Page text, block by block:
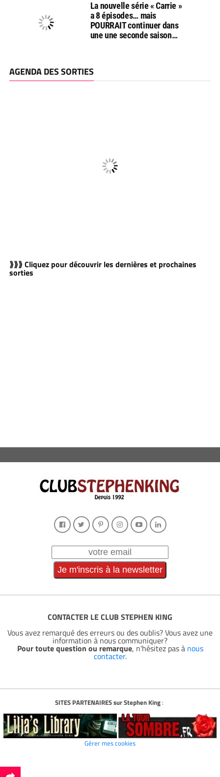
La nouvelle série « Carrie »
a 8 épisodes… mais
POURRAIT continuer dans
une une seconde saison…
AGENDA DES SORTIES
⟫⟫⟫ Cliquez pour découvrir les dernières et prochaines
sorties
CONTACTER LE CLUB STEPHEN KING
Vous avez remarqué des erreurs ou des oublis? Vous avez une
information à nous communiquer?
Pour toute question ou remarque, n'hésitez pas à nous
contacter.
SITES PARTENAIRES sur Stephen King:
Gérer mes cookies